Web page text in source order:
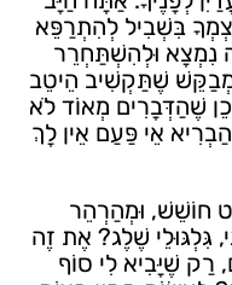
בִּשְׁבִיל לְהִתְרַפֵּא
נִמְצָא וּלְהִשְׁתַּחְרֵר
שֶׁתַּקְשִׁיב הֵיטֵב
שֶׁהַדְּבָרִים מְאוֹד לֹא
אֵי פַּעַם אֵין לָךְ
חוֹשֵׁשׁ, וּמְהַרְהֵר
גִּלְגּוּלֵי שֶׁלֶג? אֶת זֶה
רַק שֶׁיָּבִיא לִי סוֹף